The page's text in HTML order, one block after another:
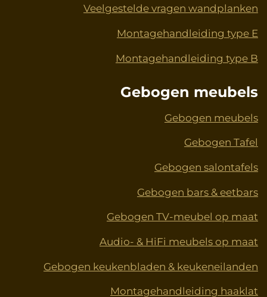
Veelgestelde vragen wandplanken
Montagehandleiding type E
Montagehandleiding type B
Gebogen meubels
Gebogen meubels
Gebogen Tafel
Gebogen salontafels
Gebogen bars & eetbars
Gebogen TV-meubel op maat
Audio- & HiFi meubels op maat
Gebogen keukenbladen & keukeneilanden
Montagehandleiding haaklat